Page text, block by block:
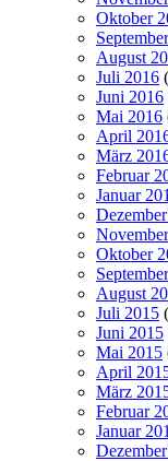
Oktober
August
Juli 2016
Juni 2016
Mai 2016
April
März
Februar
Januar
Oktober
August
Juli 2015
Juni 2015
Mai 2015
April
März
Februar
Januar